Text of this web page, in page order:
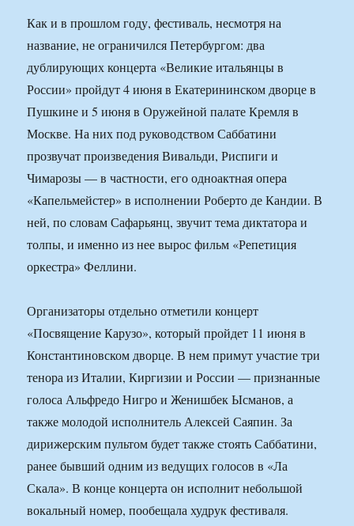
Как и в прошлом году, фестиваль, несмотря на
название, не ограничился Петербургом: два
дублирующих концерта «Великие итальянцы в
России» пройдут 4 июня в Екатерининском дворце в
Пушкине и 5 июня в Оружейной палате Кремля в
Москве. На них под руководством Саббатини
прозвучат произведения Вивальди, Риспиги и
Чимарозы — в частности, его одноактная опера
«Капельмейстер» в исполнении Роберто де Кандии. В
ней, по словам Сафарьянц, звучит тема диктатора и
толпы, и именно из нее вырос фильм «Репетиция
оркестра» Феллини.
Организаторы отдельно отметили концерт
«Посвящение Карузо», который пройдет 11 июня в
Константиновском дворце. В нем примут участие три
тенора из Италии, Киргизии и России — признанные
голоса Альфредо Нигро и Женишбек Ысманов, а
также молодой исполнитель Алексей Саяпин. За
дирижерским пультом будет также стоять Саббатини,
ранее бывший одним из ведущих голосов в «Ла
Скала». В конце концерта он исполнит небольшой
вокальный номер, пообещала худрук фестиваля.